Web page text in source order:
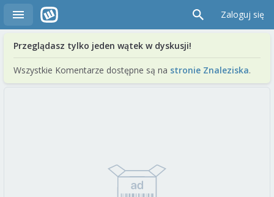
Zaloguj się
Przeglądasz tylko jeden wątek w dyskusji!
Wszystkie Komentarze dostępne są na stronie Znaleziska.